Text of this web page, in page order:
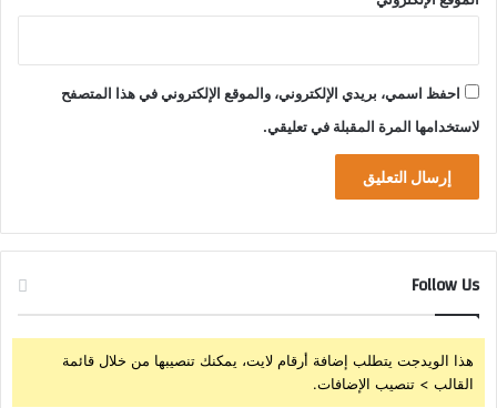
9
احفظ اسمي، بريدي الإلكتروني، والموقع الإلكتروني في هذا المتصفح
لاستخدامها المرة المقبلة في تعليقي.
Follow Us
هذا الويدجت يتطلب إضافة أرقام لايت، يمكنك تنصيبها من خلال قائمة
القالب > تنصيب الإضافات.